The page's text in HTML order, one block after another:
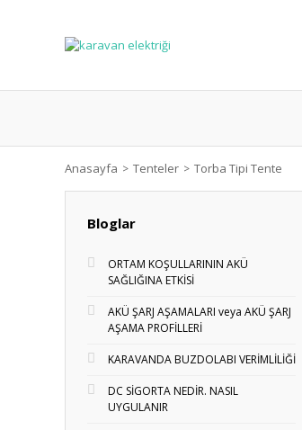
Anasayfa Tenteler Torba Tipi Tente
Bloglar
ORTAM KOŞULLARININ AKÜ
SAĞLIĞINA ETKİSİ
AKÜ ŞARJ AŞAMALARI veya AKÜ ŞARJ
AŞAMA PROFİLLERİ
KARAVANDA BUZDOLABI VERİMLİLİĞİ
DC SİGORTA NEDİR. NASIL
UYGULANIR